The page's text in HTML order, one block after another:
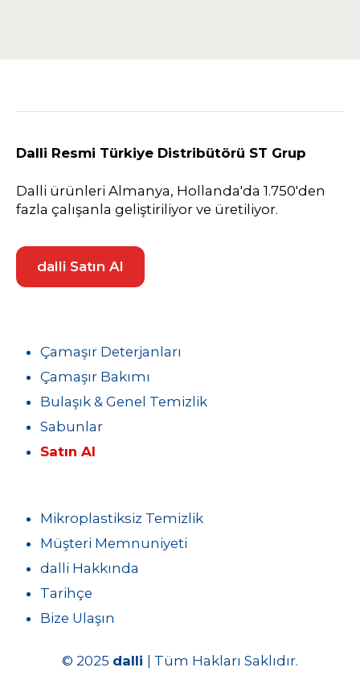
Dalli Resmi Türkiye Distribütörü ST Grup
Dalli ürünleri Almanya, Hollanda'da 1.750'den
fazla çalışanla geliştiriliyor ve üretiliyor.
dalli Satın Al
Çamaşır Deterjanları
Çamaşır Bakımı
Bulaşık & Genel Temizlik
Sabunlar
Satın Al
Mikroplastiksiz Temizlik
Müşteri Memnuniyeti
dalli Hakkında
Tarihçe
Bize Ulaşın
© 2025 dalli | Tüm Hakları Saklıdır.